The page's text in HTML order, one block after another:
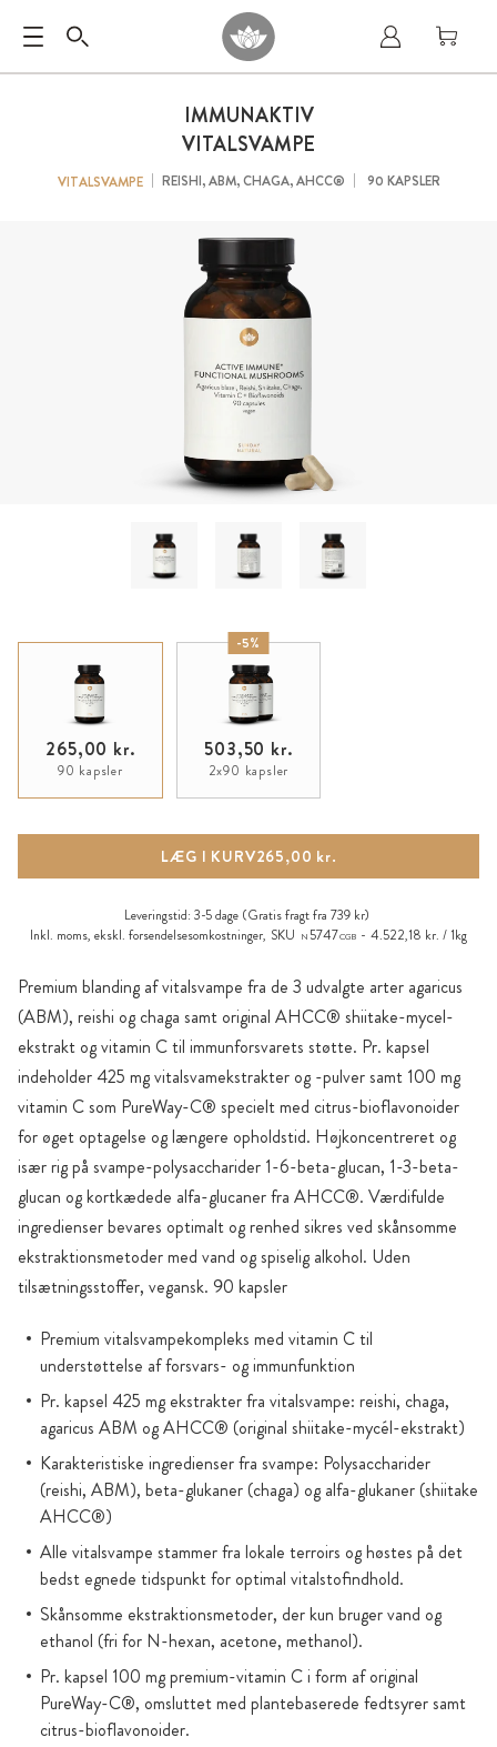
IMMUNAKTIV
VITALSVAMPE
VITALSVAMPE REISHI, ABM, CHAGA, AHCC® 90 KAPSLER
Premium blanding af vitalsvampe fra de 3 udvalgte arter agaricus
(ABM), reishi og chaga samt original AHCC® shiitake-mycel-
ekstrakt og vitamin C til immunforsvarets støtte. Pr. kapsel
indeholder 425 mg vitalsvamekstrakter og -pulver samt 100 mg
vitamin C som PureWay-C® specielt med citrus-bioflavonoider
for øget optagelse og længere opholdstid. Højkoncentreret og
især rig på svampe-polysaccharider 1-6-beta-glucan, 1-3-beta-
glucan og kortkædede alfa-glucaner fra AHCC®. Værdifulde
ingredienser bevares optimalt og renhed sikres ved skånsomme
ekstraktionsmetoder med vand og spiselig alkohol. Uden
tilsætningsstoffer, vegansk. 90 kapsler
Premium vitalsvampekompleks med vitamin C til
understøttelse af forsvars- og immunfunktion
Pr. kapsel 425 mg ekstrakter fra vitalsvampe: reishi, chaga,
agaricus ABM og AHCC® (original shiitake-mycél-ekstrakt)
Karakteristiske ingredienser fra svampe: Polysaccharider
(reishi, ABM), beta-glukaner (chaga) og alfa-glukaner (shiitake
AHCC®)
Alle vitalsvampe stammer fra lokale terroirs og høstes på det
bedst egnede tidspunkt for optimal vitalstofindhold.
Skånsomme ekstraktionsmetoder, der kun bruger vand og
ethanol (fri for N-hexan, acetone, methanol).
Pr. kapsel 100 mg premium-vitamin C i form af original
PureWay-C®, omsluttet med plantebaserede fedtsyrer samt
citrus-bioflavonoider.
265,00 kr.
90 kapsler
-5%
503,50 kr.
2x90 kapsler
LÆG I KURV265,00 kr.
Leveringstid: 3-5 dage (Gratis fragt fra 739 kr)
Inkl. moms, ekskl. forsendelsesomkostninger, SKU N 5747CGB 4.522,18 kr. / 1kg